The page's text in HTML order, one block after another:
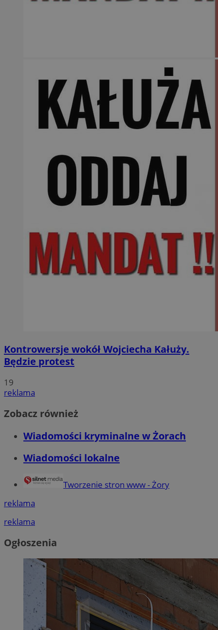
Kontrowersje wokół Wojciecha Kałuży.
Będzie protest
19
reklama
Zobacz również
Wiadomości kryminalne w Żorach
Wiadomości lokalne
Tworzenie stron www - Żory
reklama
reklama
Ogłoszenia